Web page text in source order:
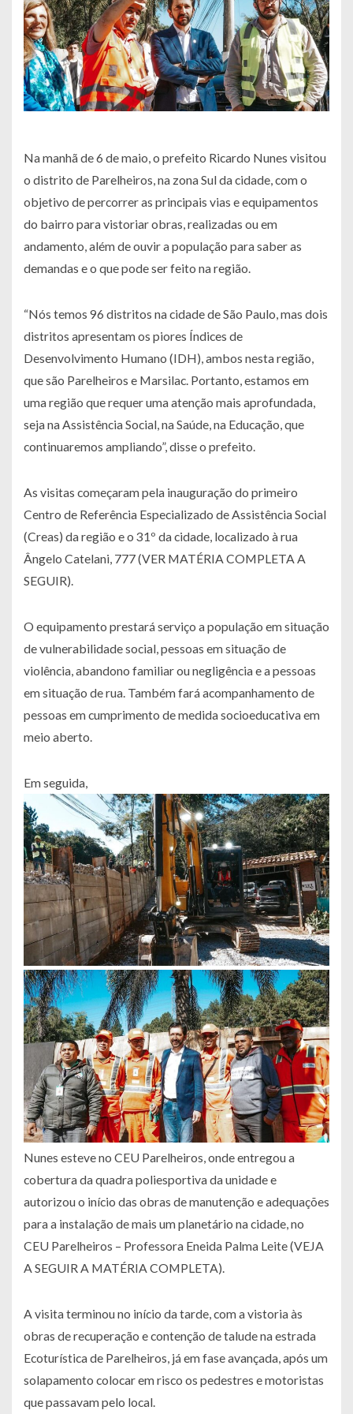
Na manhã de 6 de maio, o prefeito Ricardo Nunes visitou
o distrito de Parelheiros, na zona Sul da cidade, com o
objetivo de percorrer as principais vias e equipamentos
do bairro para vistoriar obras, realizadas ou em
andamento, além de ouvir a população para saber as
demandas e o que pode ser feito na região.
“Nós temos 96 distritos na cidade de São Paulo, mas dois
distritos apresentam os piores Índices de
Desenvolvimento Humano (IDH), ambos nesta região,
que são Parelheiros e Marsilac. Portanto, estamos em
uma região que requer uma atenção mais aprofundada,
seja na Assistência Social, na Saúde, na Educação, que
continuaremos ampliando”, disse o prefeito.
As visitas começaram pela inauguração do primeiro
Centro de Referência Especializado de Assistência Social
(Creas) da região e o 31º da cidade, localizado à rua
Ângelo Catelani, 777 (VER MATÉRIA COMPLETA A
SEGUIR).
O equipamento prestará serviço a população em situação
de vulnerabilidade social, pessoas em situação de
violência, abandono familiar ou negligência e a pessoas
em situação de rua. Também fará acompanhamento de
pessoas em cumprimento de medida socioeducativa em
meio aberto.
Em seguida,
Nunes esteve no CEU Parelheiros, onde entregou a
cobertura da quadra poliesportiva da unidade e
autorizou o início das obras de manutenção e adequações
para a instalação de mais um planetário na cidade, no
CEU Parelheiros – Professora Eneida Palma Leite (VEJA
A SEGUIR A MATÉRIA COMPLETA).
A visita terminou no início da tarde, com a vistoria às
obras de recuperação e contenção de talude na estrada
Ecoturística de Parelheiros, já em fase avançada, após um
solapamento colocar em risco os pedestres e motoristas
que passavam pelo local.